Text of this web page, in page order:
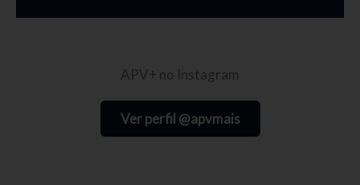
APV+ no Instagram
Ver perfil @apvmais